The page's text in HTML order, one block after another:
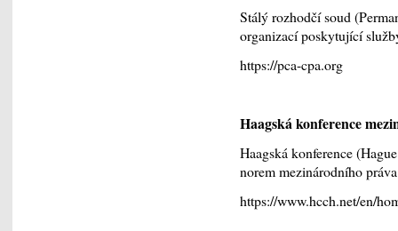
Stálý rozhodčí soud
organizací poskytující
https://pca-cpa.org
Haagská konference
Haagská konference
norem mezinárodního
https://www.hcch.net/en/